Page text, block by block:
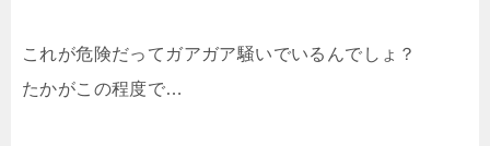
これが危険だってガアガア騒いでいるんでしょ？
たかがこの程度で…